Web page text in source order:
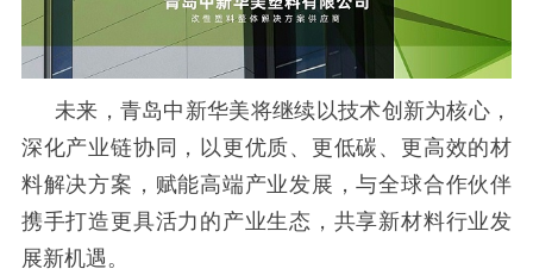
未来，青岛中新华美将继续以技术创新为核心，
深化产业链协同，以更优质、更低碳、更高效的材
料解决方案，赋能高端产业发展，与全球合作伙伴
携手打造更具活力的产业生态，共享新材料行业发
展新机遇。